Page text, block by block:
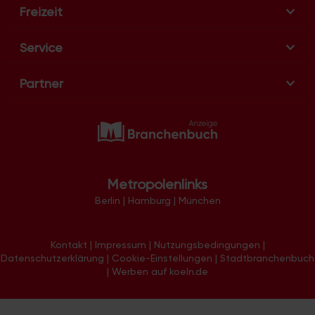
Freizeit
Service
Partner
Metropolenlinks
Berlin | Hamburg | München
Kontakt | Impressum | Nutzungsbedingungen |
Datenschutzerklärung | Cookie-Einstellungen | Stadtbranchenbuch
| Werben auf koeln.de